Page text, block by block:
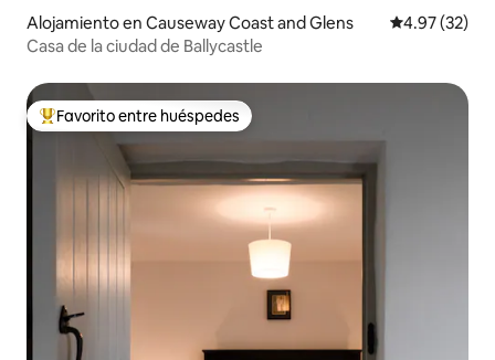
Alojamiento en Causeway Coast and Glens Calificación
4.97 (32)
Casa de la ciudad de Ballycastle
Favorito entre huéspedes preferido
Favorito entre huéspedes